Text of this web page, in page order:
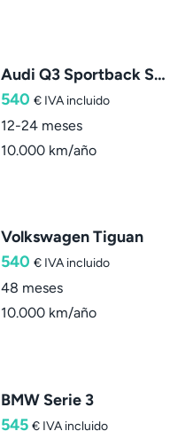
Audi Q3 Sportback SLine
540 € IVA incluido
12-24 meses
10.000 km/año
Volkswagen Tiguan
540 € IVA incluido
48 meses
10.000 km/año
BMW Serie 3
545 € IVA incluido